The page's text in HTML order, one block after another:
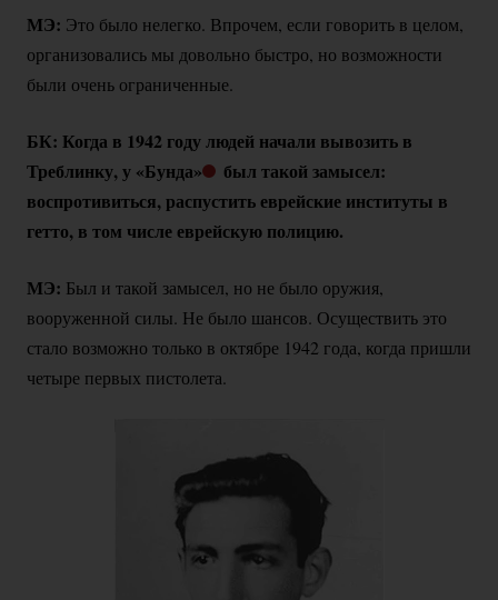
МЭ: Это было нелегко. Впрочем, если говорить в целом,
организовались мы довольно быстро, но возможности
были очень ограниченные.
БК: Когда в 1942 году людей начали вывозить в
Треблинку, у «Бунда»
был такой замысел:
воспротивиться, распустить еврейские институты в
гетто, в том числе еврейскую полицию.
МЭ: Был и такой замысел, но не было оружия,
вооруженной силы. Не было шансов. Осуществить это
стало возможно только в октябре 1942 года, когда пришли
четыре первых пистолета.